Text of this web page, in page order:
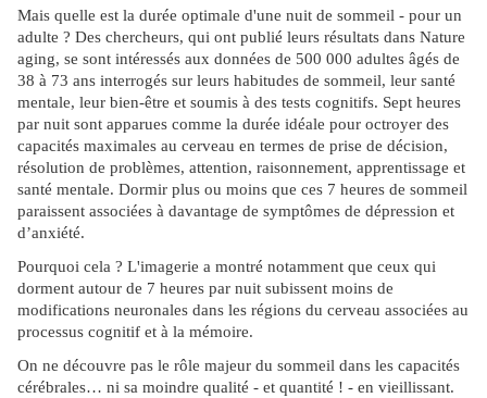
Mais quelle est la durée optimale d'une nuit de sommeil - pour un
adulte ? Des chercheurs, qui ont publié leurs résultats dans Nature
aging, se sont intéressés aux données de 500 000 adultes âgés de
38 à 73 ans interrogés sur leurs habitudes de sommeil, leur santé
mentale, leur bien-être et soumis à des tests cognitifs. Sept heures
par nuit sont apparues comme la durée idéale pour octroyer des
capacités maximales au cerveau en termes de prise de décision,
résolution de problèmes, attention, raisonnement, apprentissage et
santé mentale. Dormir plus ou moins que ces 7 heures de sommeil
paraissent associées à davantage de symptômes de dépression et
d’anxiété.
Pourquoi cela ? L'imagerie a montré notamment que ceux qui
dorment autour de 7 heures par nuit subissent moins de
modifications neuronales dans les régions du cerveau associées au
processus cognitif et à la mémoire.
On ne découvre pas le rôle majeur du sommeil dans les capacités
cérébrales… ni sa moindre qualité - et quantité ! - en vieillissant.